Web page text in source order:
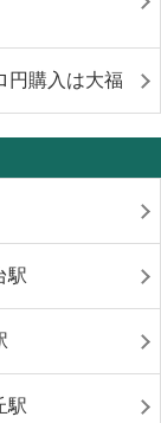
円購入は大福
駅
駅